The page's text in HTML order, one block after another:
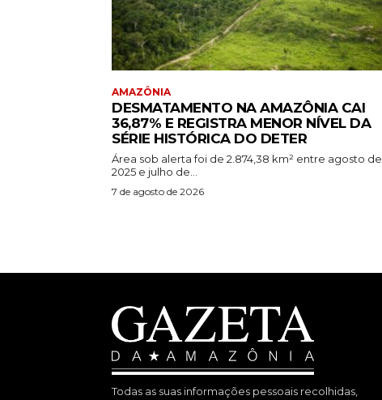
AMAZÔNIA
DESMATAMENTO NA AMAZÔNIA CAI
36,87% E REGISTRA MENOR NÍVEL DA
SÉRIE HISTÓRICA DO DETER
Área sob alerta foi de 2.874,38 km² entre agosto de
2025 e julho de...
7 de agosto de 2026
Todas as suas informações pessoais recolhidas,